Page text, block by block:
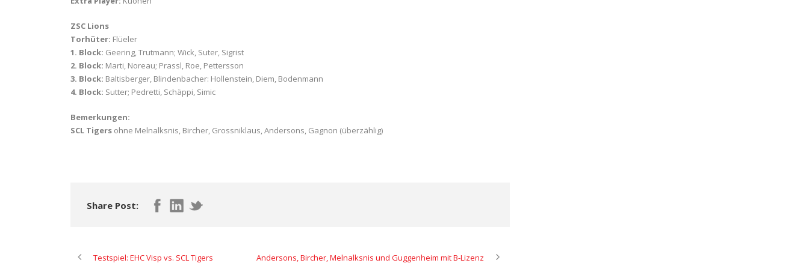
ZSC Lions
Torhüter: Flüeler
1. Block: Geering, Trutmann; Wick, Suter, Sigrist
2. Block: Marti, Noreau; Prassl, Roe, Pettersson
3. Block: Baltisberger, Blindenbacher: Hollenstein, Diem, Bodenmann
4. Block: Sutter; Pedretti, Schäppi, Simic
Bemerkungen:
SCL Tigers ohne Melnalksnis, Bircher, Grossniklaus, Andersons, Gagnon (überzählig)
Share Post:
Testspiel: EHC Visp vs. SCL Tigers Andersons, Bircher, Melnalksnis und Guggenheim mit B-Lizenz